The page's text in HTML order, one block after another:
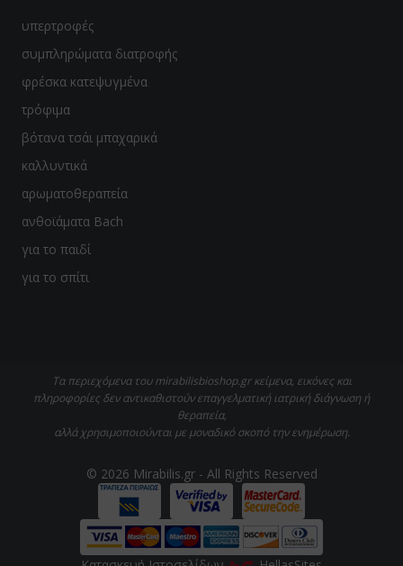
υπερτροφές
συμπληρώματα διατροφής
φρέσκα κατεψυγμένα
τρόφιμα
βότανα τσάι μπαχαρικά
καλλυντικά
αρωματοθεραπεία
ανθοϊάματα Bach
για το παιδί
για το σπίτι
Τα περιεχόμενα του mirabilisbioshop.gr κείμενα, εικόνες και
πληροφορίες δεν αντικαθιστούν επαγγελματική ιατρική διάγνωση ή
θεραπεία,
αλλά χρησιμοποιούνται με μοναδικό σκοπό την ενημέρωση.
© 2026 Mirabilis.gr - All Rights Reserved